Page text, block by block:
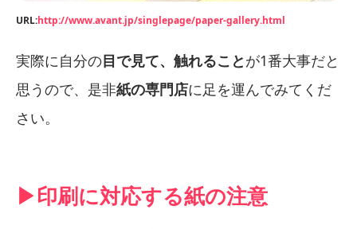
URL:http://www.avant.jp/singlepage/paper-gallery.html
実際に自分の目で見て、触れることが1番大事だと
思うので、是非紙の専門店に足を運んでみてくだ
さい。
▶︎印刷に対応する紙の注意